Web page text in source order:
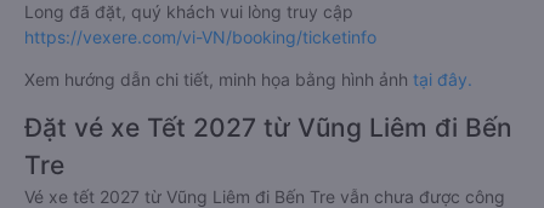
Long đã đặt, quý khách vui lòng truy cập
https://vexere.com/vi-VN/booking/ticketinfo
Xem hướng dẫn chi tiết, minh họa bằng hình ảnh tại đây.
Đặt vé xe Tết 2027 từ Vũng Liêm đi Bến
Tre
Vé xe tết 2027 từ Vũng Liêm đi Bến Tre vẫn chưa được công